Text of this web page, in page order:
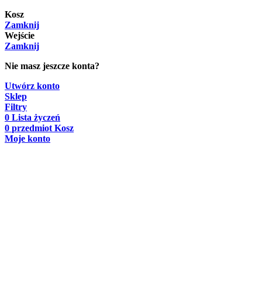
Kosz
Zamknij
Wejście
Zamknij
Nie masz jeszcze konta?
Utwórz konto
Sklep
Filtry
0 Lista życzeń
0 przedmiot Kosz
Moje konto